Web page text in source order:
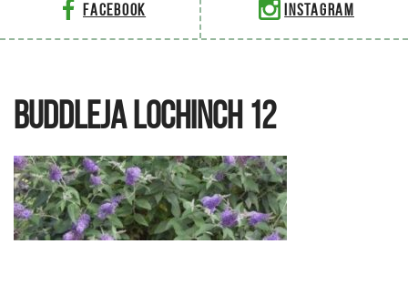
Facebook Instagram
BUDDLEJA LOCHINCH 12